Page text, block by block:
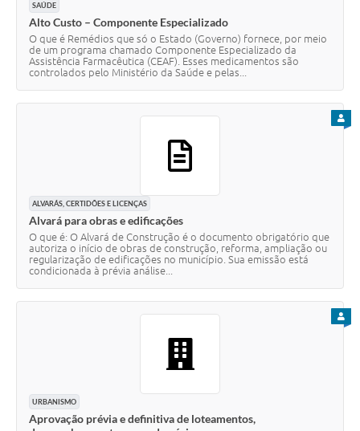
SAÚDE
Alto Custo – Componente Especializado
O que é Remédios que só o Estado (Governo) fornece, por meio
de um programa chamado Componente Especializado da
Assistência Farmacêutica (CEAF). Esses medicamentos são
controlados pelo Ministério da Saúde e pelas...
ALVARÁS, CERTIDÕES E LICENÇAS
Alvará para obras e edificações
O que é: O Alvará de Construção é o documento obrigatório que
autoriza o início de obras de construção, reforma, ampliação ou
regularização de edificações no município. Sua emissão está
condicionada à prévia análise...
URBANISMO
Aprovação prévia e definitiva de loteamentos,